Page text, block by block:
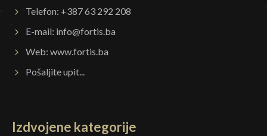
Telefon: +387 63 292 208
E-mail: info@fortis.ba
Web: www.fortis.ba
Pošaljite upit...
Izdvojene kategorije